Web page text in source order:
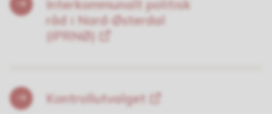
Interkommunalt politisk
råd i Nord-Østerdal
(IPRNØ)
Kontrollutvalget